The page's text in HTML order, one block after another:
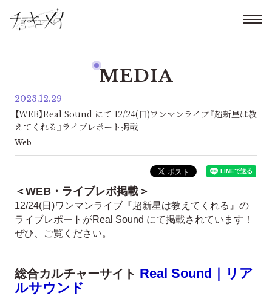
MEDIA
2023.12.29
【WEB】Real Sound にて 12/24(日)ワンマンライブ『超新星は教
えてくれる』ライブレポート掲載
Web
＜WEB・ライブレポ掲載＞
12/24(日)ワンマンライブ『超新星は教えてくれる』の
ライブレポート がReal Sound にて掲載されています！
ぜひ、ご覧ください。
総合カルチャーサイト Real Sound｜リア
ルサウンド